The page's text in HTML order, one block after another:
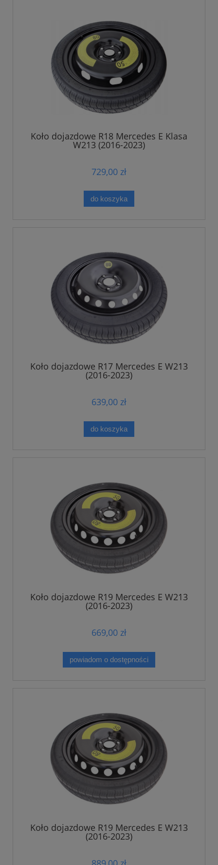
Koło dojazdowe R18 Mercedes E Klasa
W213 (2016-2023)
729,00 zł
do koszyka
Koło dojazdowe R17 Mercedes E W213
(2016-2023)
639,00 zł
do koszyka
Koło dojazdowe R19 Mercedes E W213
(2016-2023)
669,00 zł
powiadom o dostępności
Koło dojazdowe R19 Mercedes E W213
(2016-2023)